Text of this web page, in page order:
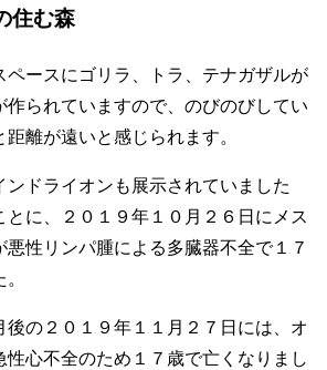
住む森
ペースにゴリラ、トラ、テナガザルが
作られていますので、のびのびしてい
離が遠いと感じられます。
ンドライオンも展示されていました
とに、２０１９年１０月２６日にメス
性リンパ腫による多臓器不全で１７
後の２０１９年１１月２７日には、オ
性心不全のため１７歳で亡くなりまし